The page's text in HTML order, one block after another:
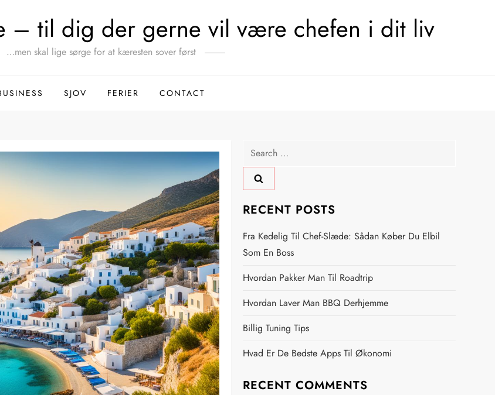
– til dig der gerne vil være chefen i dit liv
…men skal lige sørge for at kæresten sover først
SJOV FERIER CONTACT
Search
for:
RECENT POSTS
Fra Kedelig Til Chef-Slæde: Sådan Køber Du Elbil
Som En Boss
Hvordan Pakker Man Til Roadtrip
Hvordan Laver Man BBQ Derhjemme
Billig Tuning Tips
Hvad Er De Bedste Apps Til Økonomi
RECENT COMMENTS